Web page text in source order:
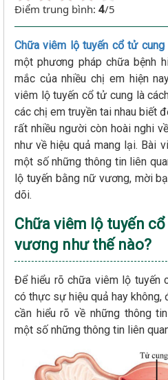
Điểm trung bình: 4/5
Chữa viêm lộ tuyến cổ tử
một phương pháp chữa bệnh
mắc của nhiều chị em hiện
viêm lộ tuyến cổ tử cung là
các chị em truyền tai nhau biết
rất nhiều người còn hoài nghi
như về hiệu quả mang lại. Bài
một số những thông tin liên
lộ tuyến bằng nữ vương, mời
dõi.
Chữa viêm lộ tuyến
vương như thế nào?
Để hiểu rõ chữa viêm lộ tuyến
có thực sự hiệu quả hay không,
cần hiểu rõ về những thông
một số những thông tin liên